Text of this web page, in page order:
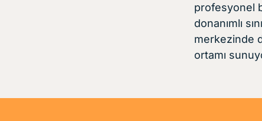
profesyonel
donanımlı
merkezinde
ortamı